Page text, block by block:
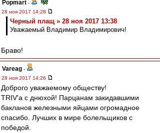
Popmart -
28 ноя 2017 14:28
Черный плащ » 28 ноя 2017 13:38
Уважаемый Владимир Владимирович!
Браво!
Vareag -
28 ноя 2017 14:26
Доброго уважаемому обществу!
TRIV'a с днюхой! Парцанам закидавшими
бакланов железными яйцами огромадное
спасибо. Лучших в мире болельщиков с
победой.